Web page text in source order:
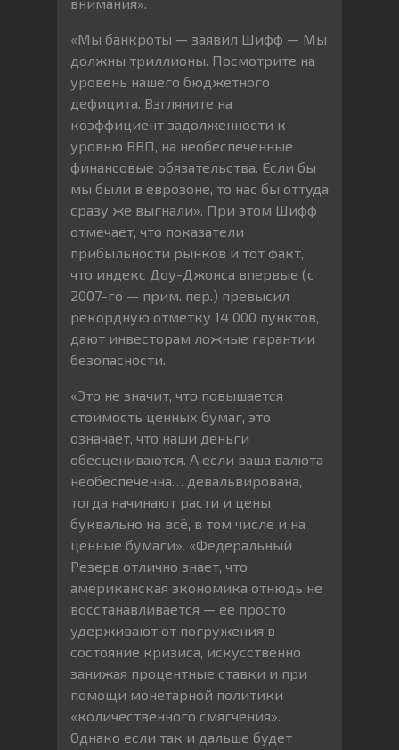
«Мы банкроты — заявил Шифф — Мы
должны триллионы. Посмотрите на
уровень нашего бюджетного
дефицита. Взгляните на
коэффициент задолженности к
уровню ВВП, на необеспеченные
финансовые обязательства. Если бы
мы были в еврозоне, то нас бы оттуда
сразу же выгнали». При этом Шифф
отмечает, что показатели
прибыльности рынков и тот факт,
что индекс Доу-Джонса впервые (с
2007-го — прим. пер.) превысил
рекордную отметку 14 000 пунктов,
дают инвесторам ложные гарантии
безопасности.
«Это не значит, что повышается
стоимость ценных бумаг, это
означает, что наши деньги
обесцениваются. А если ваша валюта
необеспеченна… девальвирована,
тогда начинают расти и цены
буквально на всё, в том числе и на
ценные бумаги». «Федеральный
Резерв отлично знает, что
американская экономика отнюдь не
восстанавливается — ее просто
удерживают от погружения в
состояние кризиса, искусственно
занижая процентные ставки и при
помощи монетарной политики
«количественного смягчения».
Однако если так и дальше будет